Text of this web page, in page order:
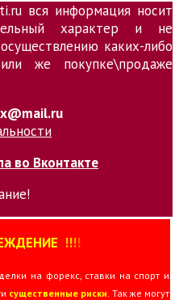
вся информация носит
характер и не
каких-либо
же покупке\продаже
!!!!
на форекс, ставки на спорт и
существенные риски . Так же могут